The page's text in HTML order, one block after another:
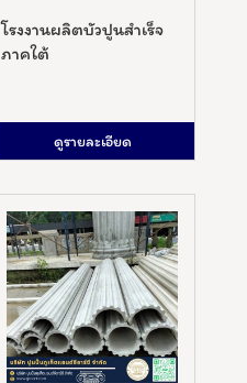
โรงงานผลิตบัวปูนสำเร็จ
ภาคใต้
ดูรายละเอียด